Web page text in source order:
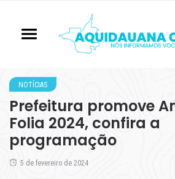
NOTÍCIAS
Prefeitura promove
Folia 2024, confira a
programação
5 de fevereiro de 2024